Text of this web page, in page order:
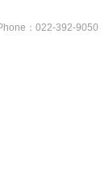
：022-392-9050